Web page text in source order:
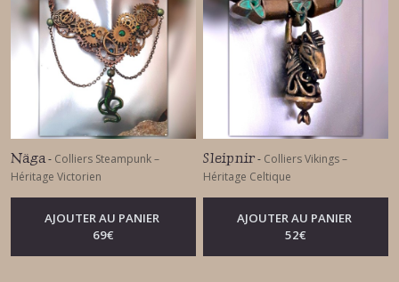
Näga- Colliers Steampunk –
Héritage Victorien
AJOUTER AU PANIER
69€
Sleipnir- Colliers Vikings –
Héritage Celtique
AJOUTER AU PANIER
52€